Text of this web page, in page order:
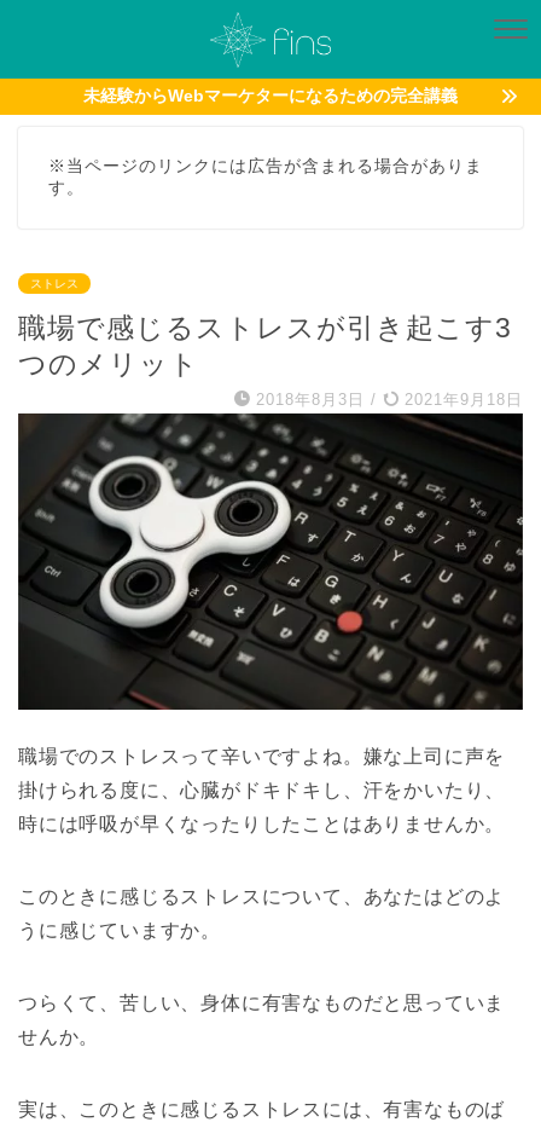
未経験からWebマーケターになるための完全講義
※当ページのリンクには広告が含まれる場合がありま
す。
ストレス
職場で感じるストレスが引き起こす3
つのメリット
2018年8月3日 / 2021年9月18日
職場でのストレスって辛いですよね。嫌な上司に声を
掛けられる度に、心臓がドキドキし、汗をかいたり、
時には呼吸が早くなったりしたことはありませんか。
このときに感じるストレスについて、あなたはどのよ
うに感じていますか。
つらくて、苦しい、身体に有害なものだと思っていま
せんか。
実は、このときに感じるストレスには、有害なものば